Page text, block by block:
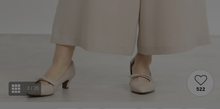
3 / 26 522